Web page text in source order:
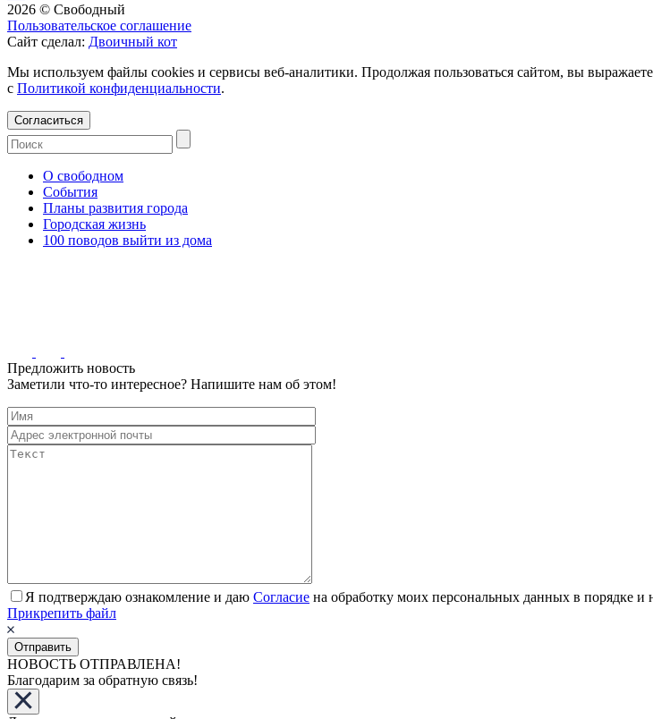
2026 © Свободный
Пользовательское соглашение
Сайт сделал: Двоичный кот
Мы используем файлы cookies и сервисы веб-аналитики. Продолжая пользоваться сайтом, вы
с Политикой конфиденциальности.
Согласиться
О свободном
События
Планы развития города
Городская жизнь
100 поводов выйти из дома
Предложить новость
Заметили что-то интересное? Напишите нам об этом!
Я подтверждаю ознакомление и даю Согласие на обработку моих персональных данных в порядке и
Прикрепить файл
НОВОСТЬ ОТПРАВЛЕНА!
Благодарим за обратную связь!